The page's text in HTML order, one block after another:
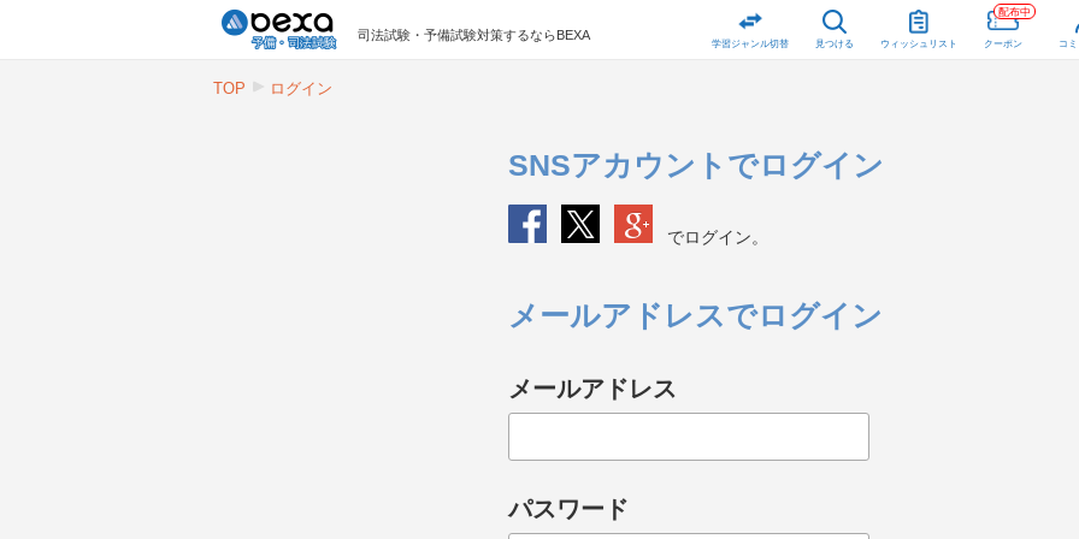
司法試験・予備試験対策するならBEXA
学習ジャンル切替 見つける ウィッシュリスト クーポン
配布中
コ
TOP ログイン
SNSアカウントでログイン
でログイン。
メールアドレスでログイン
メールアドレス
パスワード